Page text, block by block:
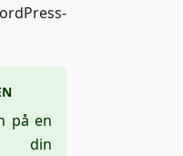
på en
din